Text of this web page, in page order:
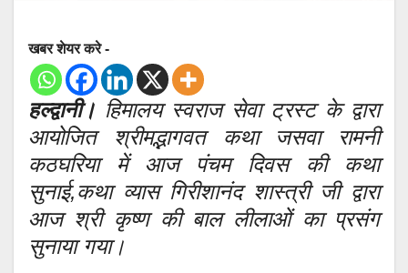
खबर शेयर करे -
हल्द्वानी। हिमालय स्वराज सेवा ट्रस्ट के द्वारा
आयोजित श्रीमद्भागवत कथा जसवा रामनी
कठघरिया में आज पंचम दिवस की कथा
सुनाई,कथा व्यास गिरीशानंद शास्त्री जी द्वारा
आज श्री कृष्ण की बाल लीलाओं का प्रसंग
सुनाया गया।